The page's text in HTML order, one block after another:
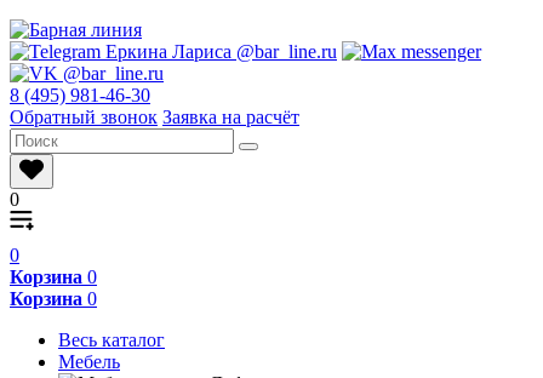
8 (495) 981-46-30
Обратный звонок Заявка на расчёт
0
0
Корзина 0
Корзина 0
Весь каталог
Мебель